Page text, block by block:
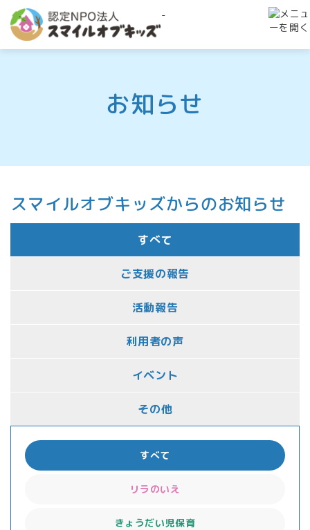
-
お知らせ
スマイルオブキッズからのお知らせ
すべて
ご支援の報告
活動報告
利用者の声
イベント
その他
すべて
リラのいえ
きょうだい児保育